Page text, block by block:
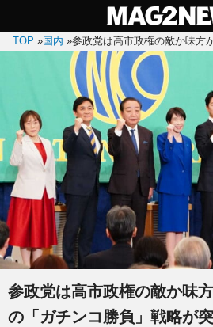
TOP »国内 »参政党は高市政権の敵か味方
参政党は高市政権の敵か味
の「ガチンコ勝負」戦略が